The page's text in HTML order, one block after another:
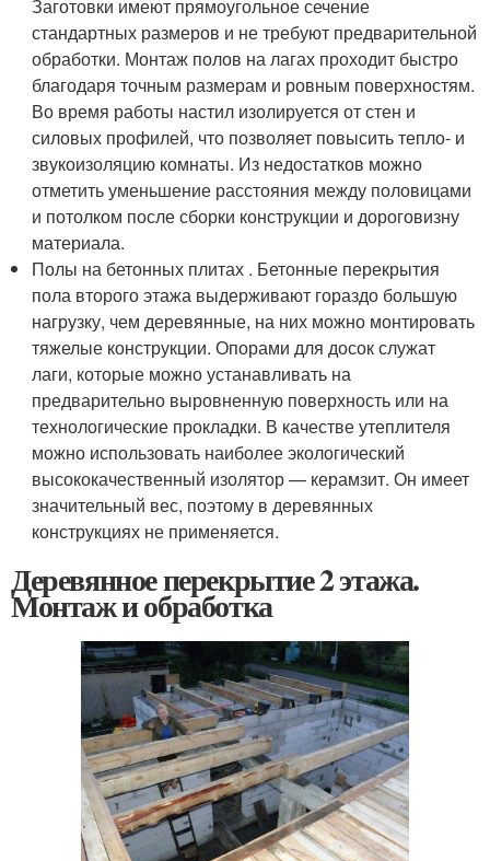
Заготовки имеют прямоугольное сечение
стандартных размеров и не требуют предварительной
обработки. Монтаж полов на лагах проходит быстро
благодаря точным размерам и ровным поверхностям.
Во время работы настил изолируется от стен и
силовых профилей, что позволяет повысить тепло- и
звукоизоляцию комнаты. Из недостатков можно
отметить уменьшение расстояния между половицами
и потолком после сборки конструкции и дороговизну
материала.
Полы на бетонных плитах . Бетонные перекрытия
пола второго этажа выдерживают гораздо большую
нагрузку, чем деревянные, на них можно монтировать
тяжелые конструкции. Опорами для досок служат
лаги, которые можно устанавливать на
предварительно выровненную поверхность или на
технологические прокладки. В качестве утеплителя
можно использовать наиболее экологический
высококачественный изолятор — керамзит. Он имеет
значительный вес, поэтому в деревянных
конструкциях не применяется.
Деревянное перекрытие 2 этажа.
Монтаж и обработка